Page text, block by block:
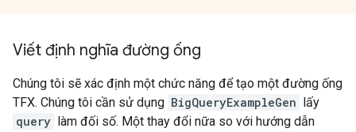
Viết định nghĩa đường ống
Chúng tôi sẽ xác định một chức năng để tạo một đường ống
TFX. Chúng tôi cần sử dụng BigQueryExampleGen lấy
query làm đối số. Một thay đổi nữa so với hướng dẫn